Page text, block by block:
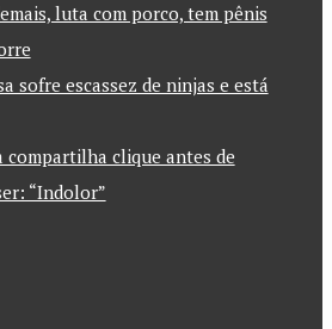
luta com porco, tem pênis
sofre escassez de ninjas e está
compartilha clique antes de
“Indolor”